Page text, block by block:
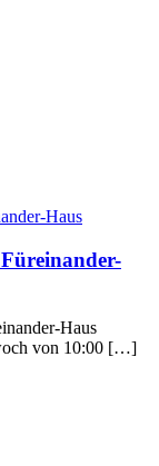
Haus
von 10:00 […]